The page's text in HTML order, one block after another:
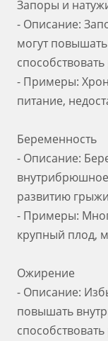
Запоры и
- Описание:
могут
- Примеры:
питание,
Беременность
- Описание:
внутрибрюшное
развитию
- Примеры:
крупный плод,
Ожирение
- Описание:
повышать